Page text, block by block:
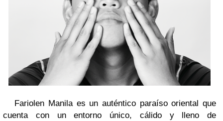
Fariolen Manilaes un auténtico paraíso oriental que
cuenta con unentorno único, cálido y lleno de